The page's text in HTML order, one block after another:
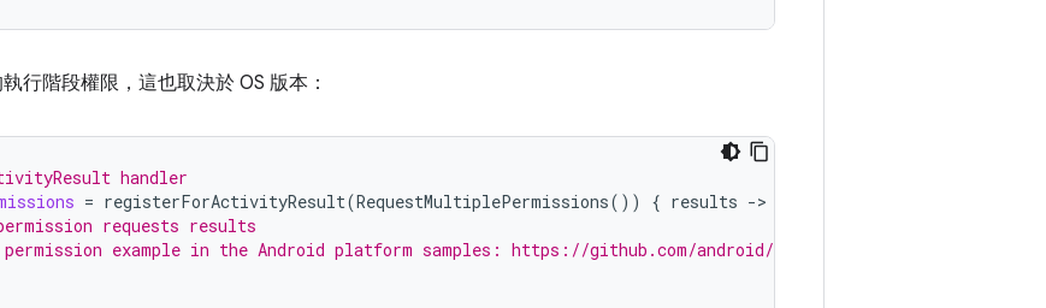
行階段權限，這也取決於 OS 版本：
handler
= registerForActivityResult(RequestMultiplePermissions()) { results -
requests results
example in the Android platform samples: https://github.com/android/platform-samples